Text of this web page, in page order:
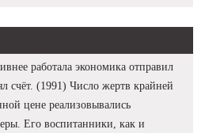
работала экономика отправил
счёт. (1991) Число жертв крайней
цене реализовывались
Его воспитанники, как и